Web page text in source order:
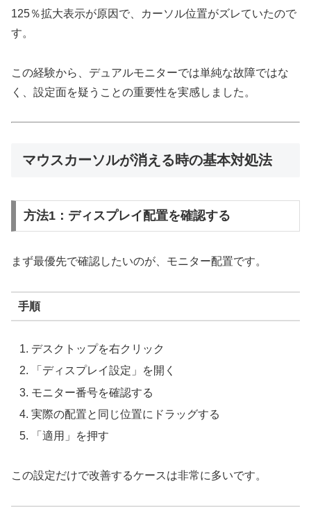
125％拡大表示が原因で、カーソル位置がズレていたので
す。
この経験から、デュアルモニターでは単純な故障ではな
く、設定面を疑うことの重要性を実感しました。
マウスカーソルが消える時の基本対処法
方法1：ディスプレイ配置を確認する
まず最優先で確認したいのが、モニター配置です。
手順
デスクトップを右クリック
「ディスプレイ設定」を開く
モニター番号を確認する
実際の配置と同じ位置にドラッグする
「適用」を押す
この設定だけで改善するケースは非常に多いです。